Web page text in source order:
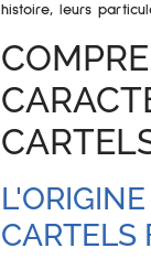
histoire, leurs
CARTELS